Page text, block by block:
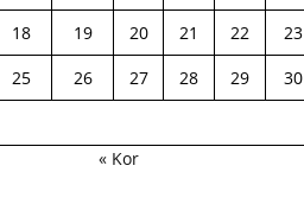
18 19 20 21 22
23
25 26 27 28 29
30
« Kor